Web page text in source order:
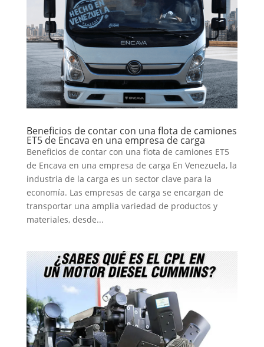
Beneficios de contar con una flota de camiones
ET5 de Encava en una empresa de carga
Beneficios de contar con una flota de camiones ET5
de Encava en una empresa de carga En Venezuela, la
industria de la carga es un sector clave para la
economía. Las empresas de carga se encargan de
transportar una amplia variedad de productos y
materiales, desde...